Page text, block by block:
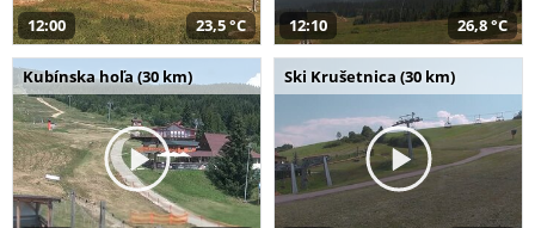
12:00 23,5 °C 12:10 26,8 °C
Kubínska hoľa (30 km) Ski Krušetnica (30 km)